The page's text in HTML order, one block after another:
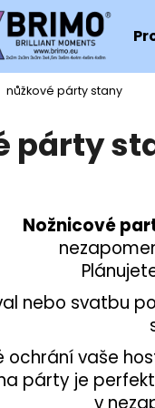
nůžkové párty stany
párty
Nožnicové
nebo svatbu
ochrání vaše
párty je
v
najít?